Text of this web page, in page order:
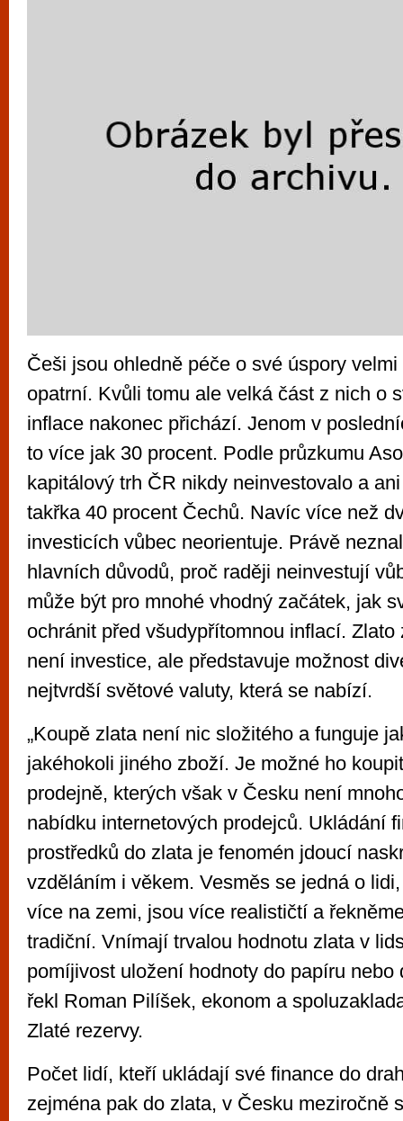
Češi jsou ohledně péče o své úspory
opatrní. Kvůli tomu ale velká část z nich o
inflace nakonec přichází. Jenom v
to více jak 30 procent. Podle průzkumu
kapitálový trh ČR nikdy neinvestovalo a
takřka 40 procent Čechů. Navíc více než
investicích vůbec neorientuje. Právě
hlavních důvodů, proč raději neinvestují
může být pro mnohé vhodný začátek, jak
ochránit před všudypřítomnou inflací. Zlato
není investice, ale představuje možnost
nejtvrdší světové valuty, která se nabízí.
„Koupě zlata není nic složitého a funguje
jakéhokoli jiného zboží. Je možné ho
prodejně, kterých však v Česku není
nabídku internetových prodejců. Ukládání
prostředků do zlata je fenomén jdoucí
vzděláním i věkem. Vesměs se jedná o
více na zemi, jsou více realističtí a
tradiční. Vnímají trvalou hodnotu zlata v
pomíjivost uložení hodnoty do papíru nebo
řekl Roman Pilíšek, ekonom a
Zlaté rezervy.
Počet lidí, kteří ukládají své finance do
zejména pak do zlata, v Česku meziročně